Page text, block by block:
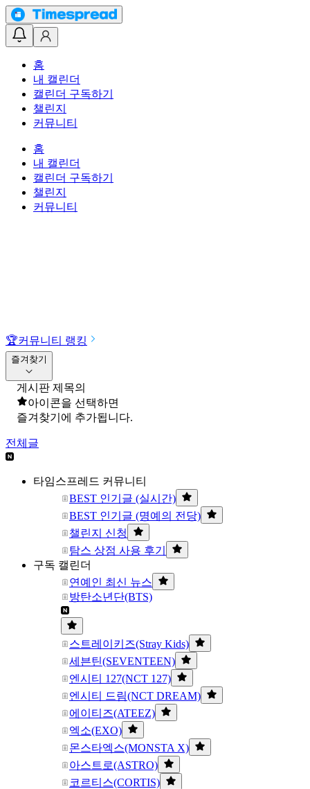
홈
내 캘린더
캘린더 구독하기
챌린지
커뮤니티
홈
내 캘린더
캘린더 구독하기
챌린지
커뮤니티
🏆커뮤니티 랭킹
즐겨찾기
게시판 제목의
아이콘을 선택하면
즐겨찾기에 추가됩니다.
전체글
타임스프레드 커뮤니티
BEST 인기글 (실시간)
BEST 인기글 (명예의 전당)
챌린지 신청
탐스 상점 사용 후기
구독 캘린더
연예인 최신 뉴스
방탄소년단(BTS)
스트레이키즈(Stray Kids)
세븐틴(SEVENTEEN)
엔시티 127(NCT 127)
엔시티 드림(NCT DREAM)
에이티즈(ATEEZ)
엑소(EXO)
몬스타엑스(MONSTA X)
아스트로(ASTRO)
코르티스(CORTIS)